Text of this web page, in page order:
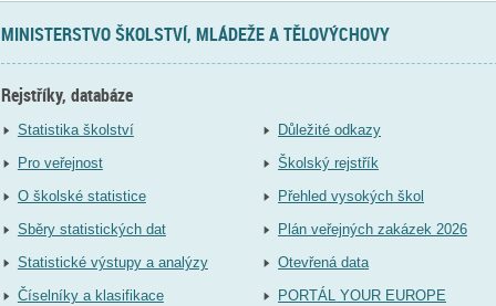
MINISTERSTVO ŠKOLSTVÍ, MLÁDEŽE A TĚLOVÝCHOVY
Rejstříky, databáze
Statistika školství
Pro veřejnost
O školské statistice
Sběry statistických dat
Statistické výstupy a analýzy
Číselníky a klasifikace
Důležité odkazy
Školský rejstřík
Přehled vysokých škol
Plán veřejných zakázek 2026
Otevřená data
PORTÁL YOUR EUROPE